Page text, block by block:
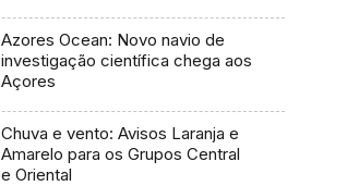
Azores Ocean: Novo navio de
investigação científica chega aos
Açores
Chuva e vento: Avisos Laranja e
Amarelo para os Grupos Central
e Oriental